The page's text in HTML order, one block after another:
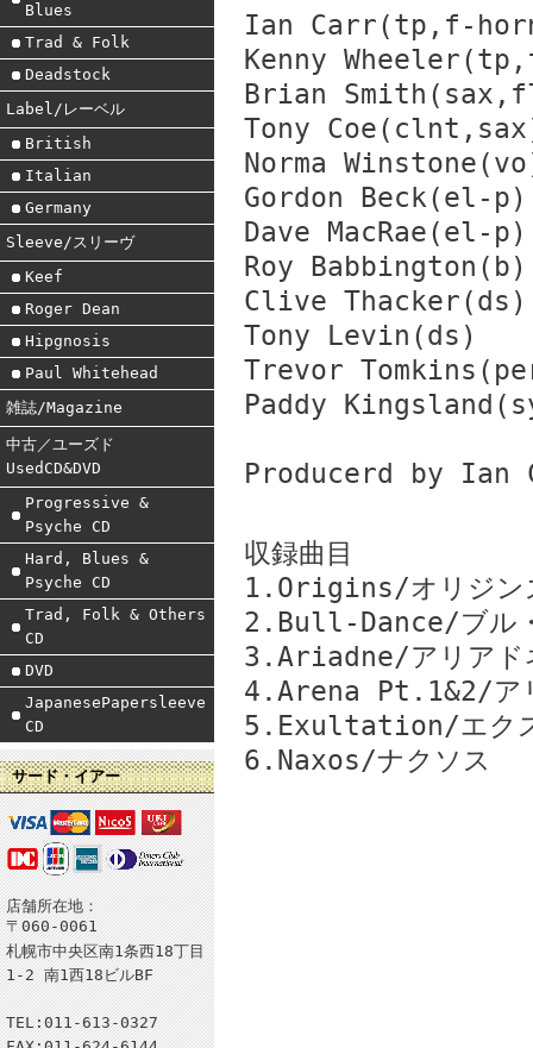
Blues
Trad & Folk
Deadstock
Label/レーベル
British
Italian
Germany
Sleeve/スリーヴ
Keef
Roger Dean
Hipgnosis
Paul Whitehead
雑誌/Magazine
中古／ユーズド
UsedCD&DVD
Progressive &
Psyche CD
Hard, Blues &
Psyche CD
Trad, Folk & Others
CD
DVD
JapanesePapersleeve
CD
サード・イアー
店舗所在地：
〒060-0061
札幌市中央区南1条西18丁目
1-2 南1西18ビルBF
TEL:011-613-0327
Ian Carr(tp,f-
Kenny
Brian
Tony
Norma
Gordon Beck(el-p)
Dave MacRae(el-p)
Roy Babbington(b)
Clive Thacker(ds)
Tony Levin(ds)
Trevor
Paddy
Producerd by Ian
収録曲目
1.Origins/オリジン
2.Bull-Dance/ブル
3.Ariadne/アリアド
4.Arena Pt.1&2/ア
5.Exultation/エクス
6.Naxos/ナクソス